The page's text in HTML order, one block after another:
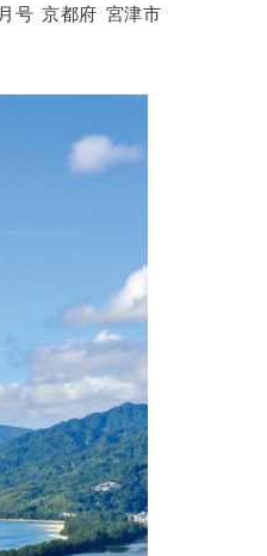
号 京都府 宮津市